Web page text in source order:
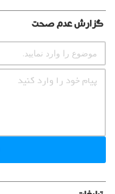
گزارش عدم صحت